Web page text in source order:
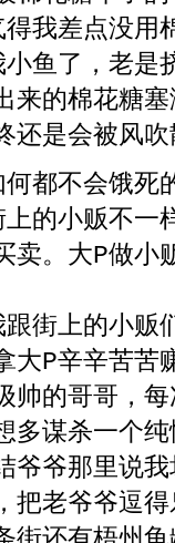
我差点没用
鱼了，老是
来的棉花糖
还是会被风
都不会饿死
的小贩不一
卖。大P做小
街上的小贩
大P辛辛苦苦
帅的哥哥，
多谋杀一个
爷爷那里说
把老爷爷逗